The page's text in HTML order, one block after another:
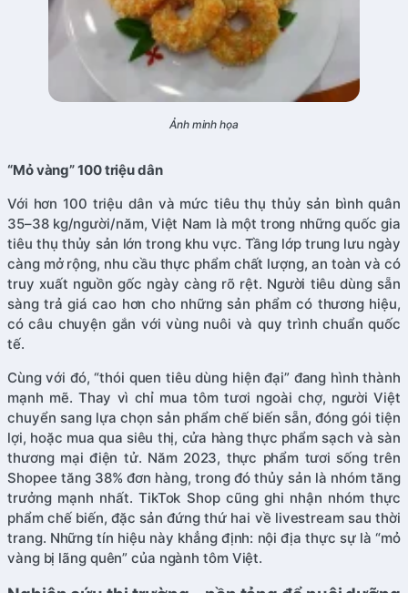
Ảnh minh họa
“Mỏ vàng” 100 triệu dân
Với hơn 100 triệu dân và mức tiêu thụ thủy sản bình quân
35–38 kg/người/năm, Việt Nam là một trong những quốc gia
tiêu thụ thủy sản lớn trong khu vực. Tầng lớp trung lưu ngày
càng mở rộng, nhu cầu thực phẩm chất lượng, an toàn và có
truy xuất nguồn gốc ngày càng rõ rệt. Người tiêu dùng sẵn
sàng trả giá cao hơn cho những sản phẩm có thương hiệu,
có câu chuyện gắn với vùng nuôi và quy trình chuẩn quốc
tế.
Cùng với đó, “thói quen tiêu dùng hiện đại” đang hình thành
mạnh mẽ. Thay vì chỉ mua tôm tươi ngoài chợ, người Việt
chuyển sang lựa chọn sản phẩm chế biến sẵn, đóng gói tiện
lợi, hoặc mua qua siêu thị, cửa hàng thực phẩm sạch và sàn
thương mại điện tử. Năm 2023, thực phẩm tươi sống trên
Shopee tăng 38% đơn hàng, trong đó thủy sản là nhóm tăng
trưởng mạnh nhất. TikTok Shop cũng ghi nhận nhóm thực
phẩm chế biến, đặc sản đứng thứ hai về livestream sau thời
trang. Những tín hiệu này khẳng định: nội địa thực sự là “mỏ
vàng bị lãng quên” của ngành tôm Việt.